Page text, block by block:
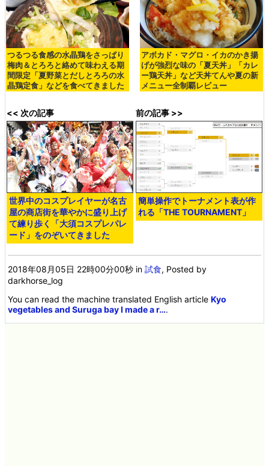
つるつる食感の水晶鶏をさっぱり
梅肉＆とろろと絡めて味わえる期
間限定「夏野菜とだしとろろの水
晶鶏定食」などを食べてきました
アボカド・マグロ・イカのかき揚
げが強烈な味の「夏天丼」「カレ
ー鶏天丼」など天丼てんや夏の新
メニュー全制覇レビュー
<< 次の記事
世界中のコスプレイヤーが名古
屋の商店街を華やかに盛り上げ
て練り歩く「大須コスプレパレ
ード」をのぞいてきました
前の記事 >>
簡単操作でトーナメント表が作
れる「THE TOURNAMENT」
2018年08月05日 22時00分00秒 in試食, Posted by
darkhorse_log
You can read the machine translated English articleKyo
vegetables and Suruga bay I made a r….